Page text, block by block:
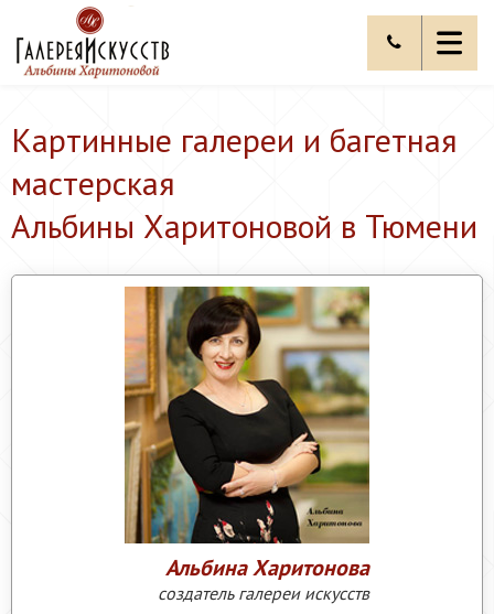
Картинные галереи и багетная
мастерская
Альбины Харитоновой в Тюмени
Альбина Харитонова
создатель галереи искусств